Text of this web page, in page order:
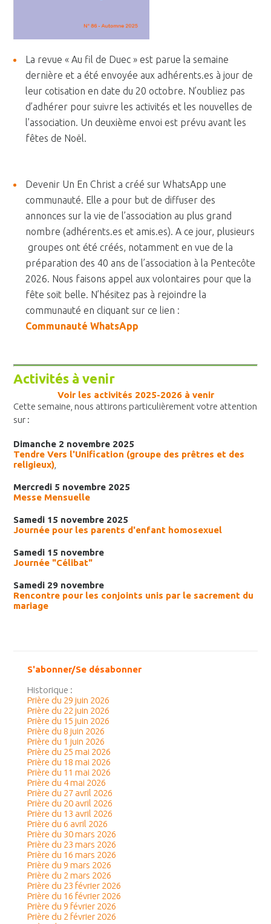
La revue « Au fil de Duec » est parue la semaine
dernière et a été envoyée aux adhérents.es à jour de
leur cotisation en date du 20 octobre. N’oubliez pas
d’adhérer pour suivre les activités et les nouvelles de
l’association. Un deuxième envoi est prévu avant les
fêtes de Noël.
Devenir Un En Christ a créé sur WhatsApp une
communauté. Elle a pour but de diffuser des
annonces sur la vie de l’association au plus grand
nombre (adhérents.es et amis.es). A ce jour, plusieurs
groupes ont été créés, notamment en vue de la
préparation des 40 ans de l’association à la Pentecôte
2026. Nous faisons appel aux volontaires pour que la
fête soit belle. N’hésitez pas à rejoindre la
communauté en cliquant sur ce lien :
Communauté WhatsApp
Activités à venir
Voir les activités 2025-2026 à venir
Cette semaine, nous attirons particulièrement votre attention
sur :
Dimanche 2 novembre 2025
Tendre Vers l'Unification (groupe des prêtres et des
religieux)
Mercredi 5 novembre 2025
Messe Mensuelle
Samedi 15 novembre 2025
Journée pour les parents d'enfant homosexuel
Samedi 15 novembre
Journée "Célibat"
Samedi 29 novembre
Rencontre pour les conjoints unis par le sacrement du
mariage
S'abonner/Se désabonner
Historique :
Prière du 29 juin 2026
Prière du 22 juin 2026
Prière du 15 juin 2026
Prière du 8 juin 2026
Prière du 1 juin 2026
Prière du 25 mai 2026
Prière du 18 mai 2026
Prière du 11 mai 2026
Prière du 4 mai 2026
Prière du 27 avril 2026
Prière du 20 avril 2026
Prière du 13 avril 2026
Prière du 6 avril 2026
Prière du 30 mars 2026
Prière du 23 mars 2026
Prière du 16 mars 2026
Prière du 9 mars 2026
Prière du 2 mars 2026
Prière du 23 février 2026
Prière du 16 février 2026
Prière du 9 février 2026
Prière du 2 février 2026